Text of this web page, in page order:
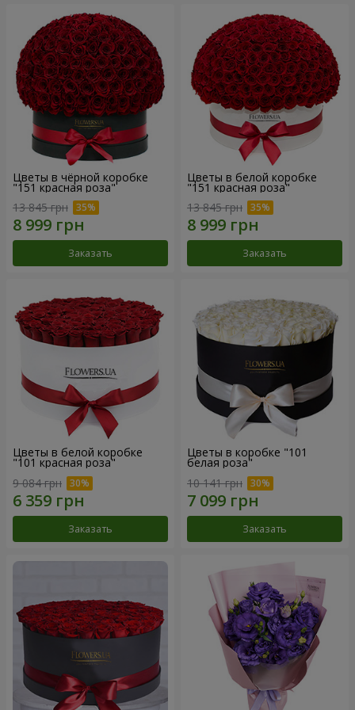
Цветы в чёрной коробке
"151 красная роза"
13 845 грн
Заказать
Цветы в белой коробке
"151 красная роза"
13 845 грн
Заказать
Цветы в белой коробке
"101 красная роза"
9 084 грн
Заказать
Цветы в коробке "101
белая роза"
10 141 грн
Заказать